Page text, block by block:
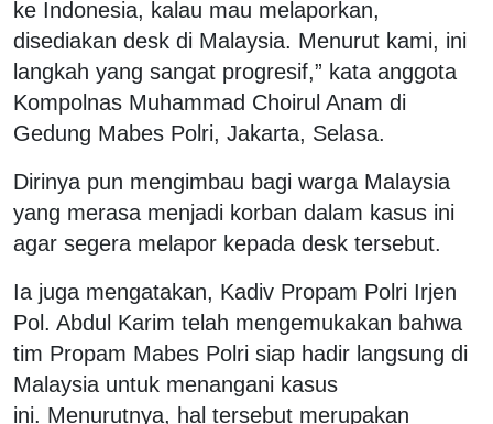
ke Indonesia, kalau mau melaporkan,
disediakan desk di Malaysia. Menurut kami, ini
langkah yang sangat progresif,” kata anggota
Kompolnas Muhammad Choirul Anam di
Gedung Mabes Polri, Jakarta, Selasa.
Dirinya pun mengimbau bagi warga Malaysia
yang merasa menjadi korban dalam kasus ini
agar segera melapor kepada desk tersebut.
Ia juga mengatakan, Kadiv Propam Polri Irjen
Pol. Abdul Karim telah mengemukakan bahwa
tim Propam Mabes Polri siap hadir langsung di
Malaysia untuk menangani kasus
ini. Menurutnya, hal tersebut merupakan